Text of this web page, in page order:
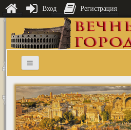
Вход Регистрация